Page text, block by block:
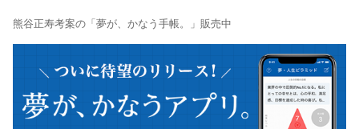
熊谷正寿考案の「夢が、かなう手帳。」販売中